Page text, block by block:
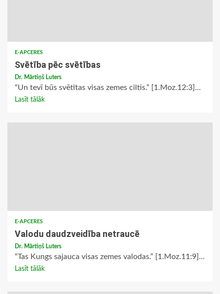
E-APCERES
Svētība pēc svētības
Dr. Mārtiņš Luters
“Un tevī būs svētītas visas zemes ciltis.” [1.Moz.12:3]...
Lasīt tālāk
E-APCERES
Valodu daudzveidība netraucē
Dr. Mārtiņš Luters
“Tas Kungs sajauca visas zemes valodas.” [1.Moz.11:9]...
Lasīt tālāk